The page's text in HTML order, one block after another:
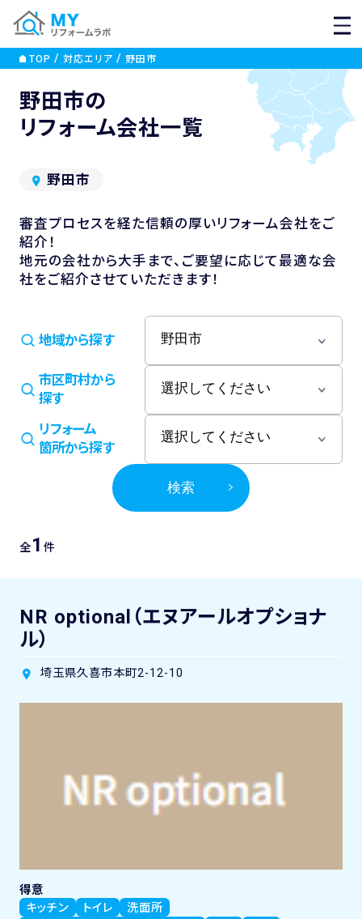
TOP 対応エリア 野田市
野田市の
リフォーム会社一覧
野田市
審査プロセスを経た信頼の厚いリフォーム会社をご
紹介！
地元の会社から大手まで、ご要望に応じて最適な会
社をご紹介させていただきます！
地域から探す
市区町村から
探す
リフォーム
箇所から探す
検索
全1 件
NR optional（エヌアールオプショナ
ル）
埼玉県久喜市本町2-12-10
得意
キッチン
トイレ
洗面所